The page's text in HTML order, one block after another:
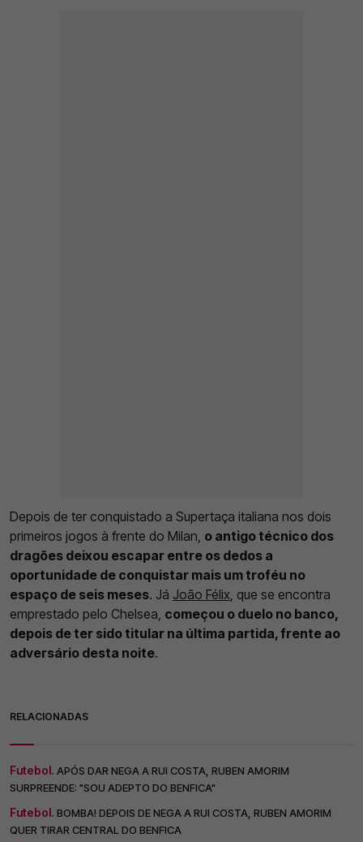
Depois de ter conquistado a Supertaça italiana nos dois
primeiros jogos à frente do Milan, o antigo técnico dos
dragões deixou escapar entre os dedos a
oportunidade de conquistar mais um troféu no
espaço de seis meses. Já João Félix, que se encontra
emprestado pelo Chelsea, começou o duelo no banco,
depois de ter sido titular na última partida, frente ao
adversário desta noite.
RELACIONADAS
Futebol. APÓS DAR NEGA A RUI COSTA, RUBEN AMORIM
SURPREENDE: "SOU ADEPTO DO BENFICA"
Futebol. BOMBA! DEPOIS DE NEGA A RUI COSTA, RUBEN AMORIM
QUER TIRAR CENTRAL DO BENFICA